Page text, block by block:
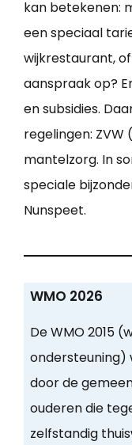
kan betekenen:
een speciaal
wijkrestaurant,
aanspraak op?
en subsidies.
regelingen: ZVW
mantelzorg. In
speciale
Nunspeet.
WMO 2026
De WMO 2015
door de
ouderen die
zelfstandig